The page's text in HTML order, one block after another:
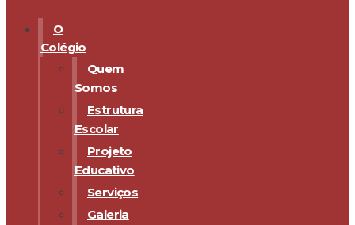
O
Colégio
Quem
Somos
Estrutura
Escolar
Projeto
Educativo
Serviços
Galeria